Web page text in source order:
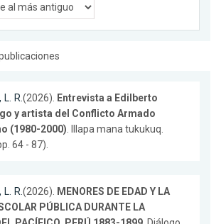
L. R.(2026). Entrevista a Edilberto
y artista del Conflicto Armado
(1980-2000). Illapa mana tukukuq.
64 - 87).
L. R.(2026). MENORES DE EDAD Y LA
PÚBLICA DURANTE LA